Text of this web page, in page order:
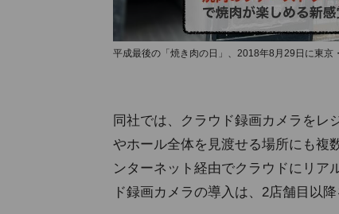
平成最後の「焼き肉の日」、2018年8月29日に東京
同社では、クラウド録画カメラをレ
やホール全体を見渡せる場所にも複
ンターネット経由でクラウドにリア
ド録画カメラの導入は、2店舗目以